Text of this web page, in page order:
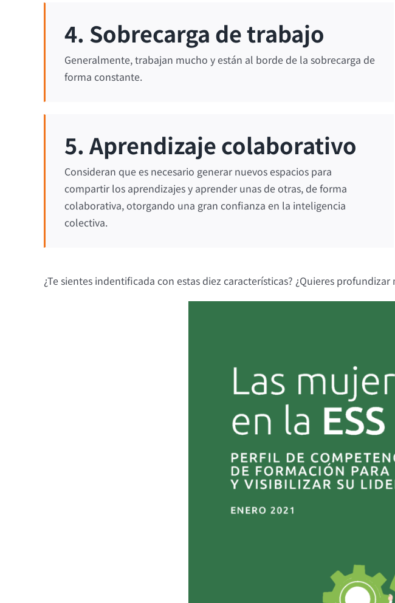
4. Sobrecarga de trabajo
Generalmente, trabajan mucho y están al borde de la sobrecarga de
forma constante.
5. Aprendizaje colaborativo
Consideran que es necesario generar nuevos espacios para
compartir los aprendizajes y aprender unas de otras, de forma
colaborativa, otorgando una gran confianza en la inteligencia
colectiva.
¿Te sientes indentificada con estas diez características? ¿Quieres